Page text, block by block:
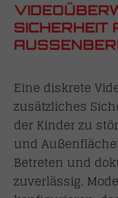
SICHERHEIT
Eine diskrete
zusätzliches
der Kinder zu
und
Betreten und
zuverlässig.